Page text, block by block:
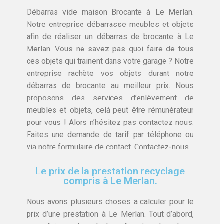
Débarras vide maison Brocante à Le Merlan.
Notre entreprise débarrasse meubles et objets
afin de réaliser un débarras de brocante à Le
Merlan. Vous ne savez pas quoi faire de tous
ces objets qui trainent dans votre garage ? Notre
entreprise rachète vos objets durant notre
débarras de brocante au meilleur prix. Nous
proposons des services d’enlèvement de
meubles et objets, celà peut être rémunérateur
pour vous ! Alors n’hésitez pas contactez nous.
Faites une demande de tarif par téléphone ou
via notre formulaire de contact. Contactez-nous.
Le prix de la prestation recyclage
compris à Le Merlan.
Nous avons plusieurs choses à calculer pour le
prix d’une prestation à Le Merlan. Tout d’abord,